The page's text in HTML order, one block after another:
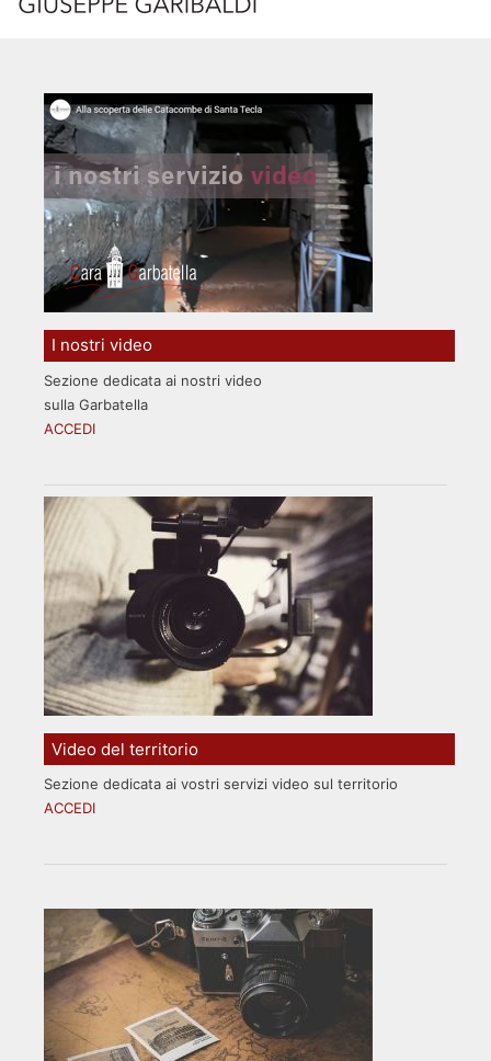
I nostri video
Sezione dedicata ai nostri video
sulla Garbatella
ACCEDI
Video del territorio
Sezione dedicata ai vostri servizi video sul territorio
ACCEDI